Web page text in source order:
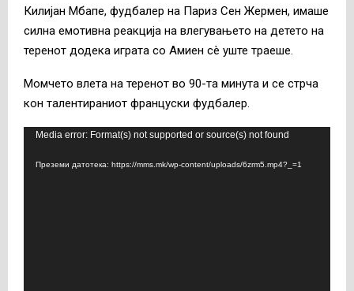
Килијан Мбапе, фудбалер на Париз Сен Жермен, имаше
силна емотивна реакција на влегувањето на детето на
теренот додека играта со Амиен сè уште траеше.
Момчето влета на теренот во 90-та минута и се стрча
кон талентираниот француски фудбалер.
Media error: Format(s) not supported or source(s) not found
Преземи датотека: https://mms.mk/wp-content/uploads/6zrm5.mp4?_=1